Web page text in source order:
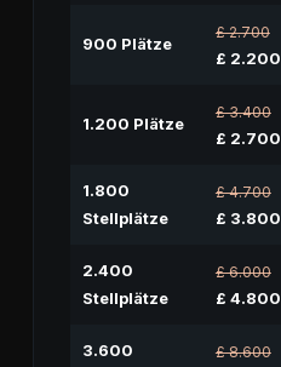
900 Plätze
£ 2.700
£ 2.200
1.200 Plätze
£ 3.400
£ 2.700
1.800
Stellplätze
£ 4.700
£ 3.800
2.400
Stellplätze
£ 6.000
£ 4.800
3.600
£ 8.600